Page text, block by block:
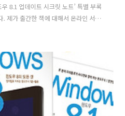
8.1 업데이트 시크릿 노트’ 특별 부록
. 제가 출간한 책에 대해서 온라인 서점
들 중에 추첨을 통해서 32의 다양한 상
곧 8.2도 나온다는 이야기가 있지만 제
권이면 모두 커버가 가능 합니다.
된 정도니까요. 이 책으로 잘 알아두면
체제는 문제없이 사용할 수 있죠. 이미